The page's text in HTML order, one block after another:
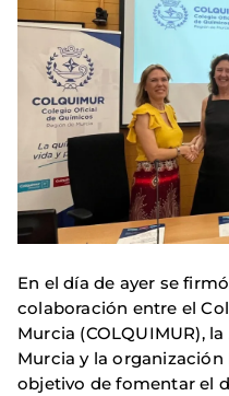
En el día de ayer se
colaboración entre el
Murcia (COLQUIMUR),
Murcia y la organización
objetivo de fomentar el